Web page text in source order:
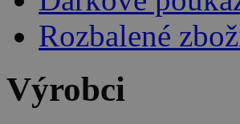
Rozbalené
Výrobci